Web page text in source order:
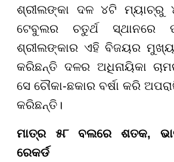
ଶ୍ରୀଲଙ୍କା ଦଳ ୪ଟି ମ୍ୟାଚ୍ରୁ
ଟେବୁଲର ଚତୁର୍ଥ ସ୍ଥାନରେ
ଶ୍ରୀଲଙ୍କାର ଏହି ବିଜୟର
କରିଛନ୍ତି ଦଳର ଅଧିନାୟିକା
ସେ ଚୌକା-ଛକାର ବର୍ଷା କରି
କରିଛନ୍ତି।
ମାତ୍ର ୫୮ ବଲରେ ଶତକ,
ରେକର୍ଡ